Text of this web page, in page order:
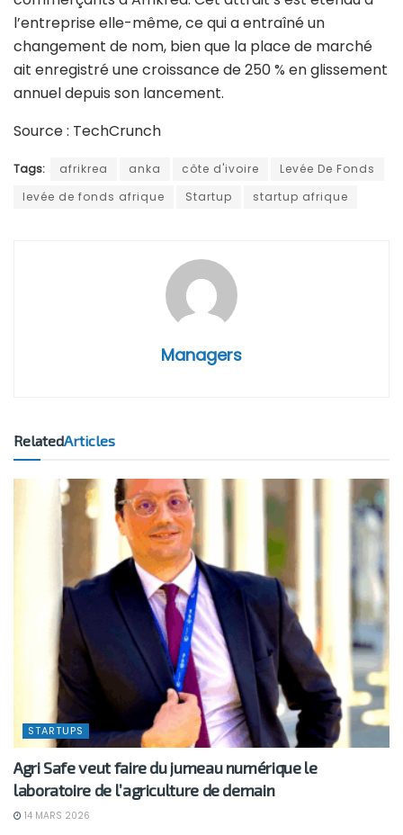
l’entreprise elle-même, ce qui a entraîné un
changement de nom, bien que la place de marché
ait enregistré une croissance de 250 % en glissement
annuel depuis son lancement.
Source : TechCrunch
Tags: afrikrea anka côte d'ivoire
Levée De Fonds
levée de fonds afrique
Startup startup afrique
Managers
RelatedArticles
STARTUPS
Agri Safe veut faire du jumeau numérique le
laboratoire de l’agriculture de demain
14 MARS 2026